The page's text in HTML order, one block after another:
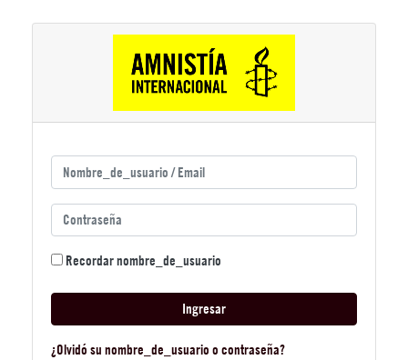
Nombre_de_usuario / Email
Contraseña
Recordar nombre_de_usuario
Ingresar
¿Olvidó su nombre_de_usuario o contraseña?